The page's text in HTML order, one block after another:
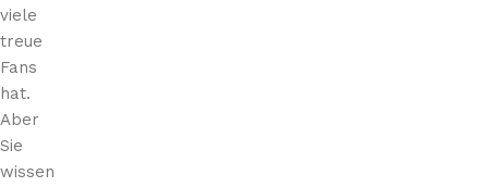
viele
treue
Fans
hat.
Aber
Sie
wissen